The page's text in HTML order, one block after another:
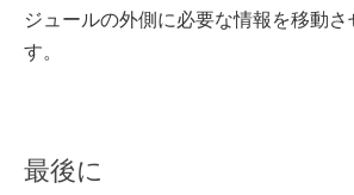
ジュールの外側に必要な情報を移動さ
す。
最後に